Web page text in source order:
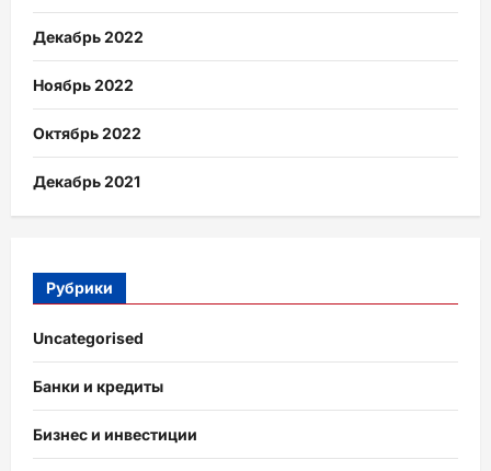
Декабрь 2022
Ноябрь 2022
Октябрь 2022
Декабрь 2021
Рубрики
Uncategorised
Банки и кредиты
Бизнес и инвестиции